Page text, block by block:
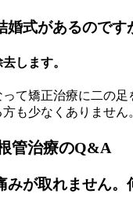
式があるのです
します。
て矯正治療に二の
も少なくありませ
管治療のQ&A
が取れません。